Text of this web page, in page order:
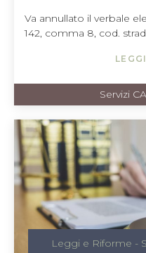
Va annullato il verbale
142, comma 8, cod.
Servizi
Leggi e Riforme -